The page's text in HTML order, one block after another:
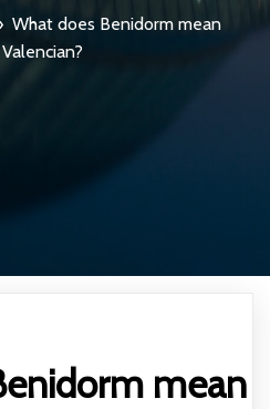
What does Benidorm mean
mean